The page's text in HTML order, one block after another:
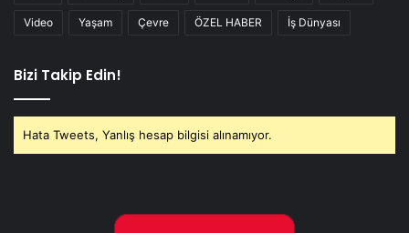
Video Yaşam Çevre ÖZEL HABER İş Dünyası
Bizi Takip Edin!
Hata Tweets, Yanlış hesap bilgisi alınamıyor.